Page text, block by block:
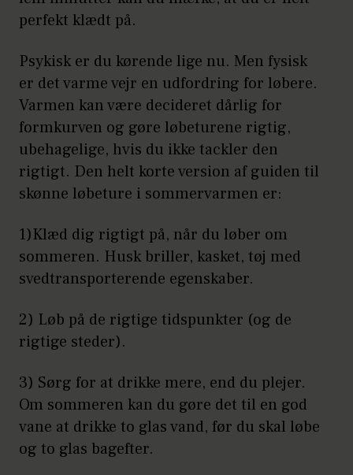
perfekt klædt på.
Psykisk er du kørende lige nu. Men fysisk
er det varme vejr en udfordring for løbere.
Varmen kan være decideret dårlig for
formkurven og gøre løbeturene rigtig,
ubehagelige, hvis du ikke tackler den
rigtigt. Den helt korte version af guiden til
skønne løbeture i sommervarmen er:
1)Klæd dig rigtigt på, når du løber om
sommeren. Husk briller, kasket, tøj med
svedtransporterende egenskaber.
2) Løb på de rigtige tidspunkter (og de
rigtige steder).
3) Sørg for at drikke mere, end du plejer.
Om sommeren kan du gøre det til en god
vane at drikke to glas vand, før du skal løbe
og to glas bagefter.